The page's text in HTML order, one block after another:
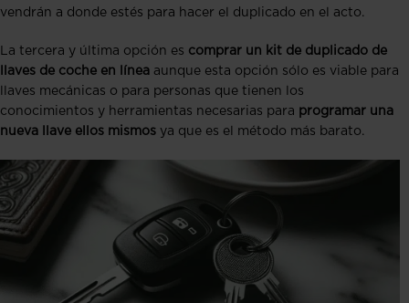
vendrán a donde estés para hacer el duplicado en el acto.
La tercera y última opción es comprar un kit de duplicado de
llaves de coche en línea aunque esta opción sólo es viable para
llaves mecánicas o para personas que tienen los
conocimientos y herramientas necesarias para programar una
nueva llave ellos mismos ya que es el método más barato.